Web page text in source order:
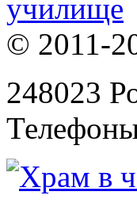
© 2011-
248023